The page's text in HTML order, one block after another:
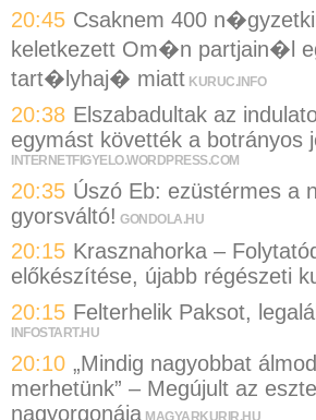
20:45 Csaknem 400
keletkezett Om�n partjain�l
tart�lyhaj� miatt KURUC.INFO
20:38 Elszabadultak az
egymást követték a botrányos
INTERNETFIGYELO.WORDPRESS.COM
20:35 Úszó Eb: ezüstérmes a
gyorsváltó! GONDOLA.HU
20:15 Krasznahorka –
előkészítése, újabb régészeti
20:15 Felterhelik Paksot,
INFOSTART.HU
20:10 „Mindig nagyobbat
merhetünk” – Megújult az
nagyorgonája MAGYARKURIR.HU